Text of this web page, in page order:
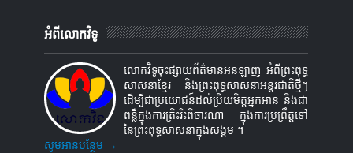
អំពីលោកវិទូ
លោកវិទូចុះផ្សាយព័ត៌មានអនឡាញ អំពីព្រះពុទ្ធ
សាសនាខ្មែរ និងព្រះពុទ្ធសាសនាអន្តរជាតិថ្មីៗ
ដើម្បីជាប្រយោជន៍ដល់ប្រិយមិត្តអ្នកអាន និងជា
ពន្លឺក្នុងការត្រិះរិះពិចារណា ក្នុងការប្រព្រឹត្តទៅ
នៃព្រះពុទ្ធសាសនាក្នុងសង្គម ។
សូមអានបន្ថែម →